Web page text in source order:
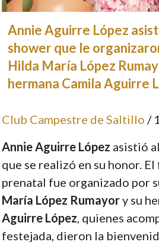
Annie Aguirre López
shower que le
Hilda María López
hermana Camila Aguirre
Club Campestre de Saltillo /
Annie Aguirre López asistió
que se realizó en su honor.
prenatal fue organizado por
María López Rumayory su
Aguirre López, quienes
festejada, dieron la